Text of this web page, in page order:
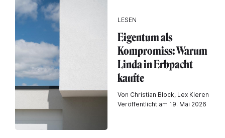
LESEN
Eigentum als
Kompromiss: Warum
Linda in Erbpacht
kaufte
Von Christian Block, Lex Kleren
Veröffentlicht am 19. Mai 2026